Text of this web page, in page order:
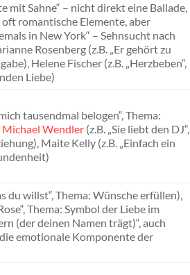
mit Sahne“ – nicht direkt eine Ballade,
romantische Elemente, aber
in New York“ – Sehnsucht nach
Rosenberg (z.B. „Er gehört zu
Helene Fischer (z.B. „Herzbeben“,
Liebe)
tausendmal belogen“, Thema:
Michael Wendler(z.B. „Sie liebt den DJ“,
Maite Kelly (z.B. „Einfach ein
du willst“, Thema: Wünsche erfüllen),
Thema: Symbol der Liebe im
(der deinen Namen trägt)“, auch
emotionale Komponente der